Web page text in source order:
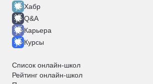
Хабр
Q&A
Карьера
Курсы
Список онлайн-школ
Рейтинг онлайн-школ